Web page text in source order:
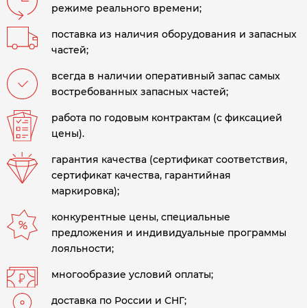
режиме реального времени;
поставка из наличия оборудования и запасных
частей;
всегда в наличии оперативный запас самых
востребованных запасных частей;
работа по годовым контрактам (с фиксацией
цены).
гарантия качества (сертификат соответствия,
сертификат качества, гарантийная
маркировка);
конкурентные цены, специальные
предложения и индивидуальные программы
лояльности;
многообразие условий оплаты;
доставка по России и СНГ;